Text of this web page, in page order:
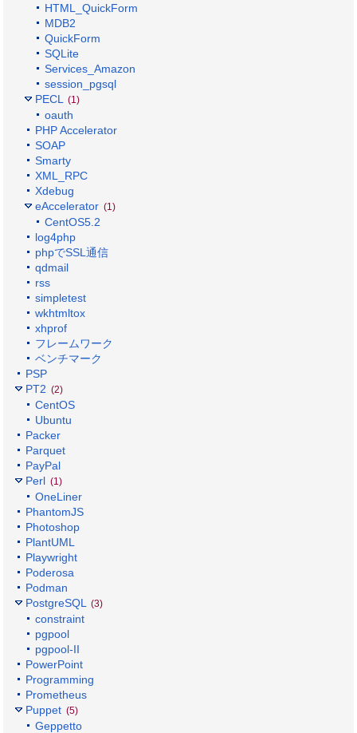
HTML_QuickForm
MDB2
QuickForm
SQLite
Services_Amazon
session_pgsql
PECL
(1)
oauth
PHP Accelerator
SOAP
Smarty
XML_RPC
Xdebug
eAccelerator (1)
CentOS5.2
log4php
phpでSSL通信
qdmail
rss
simpletest
wkhtmltox
xhprof
フレームワーク
ベンチマーク
PSP
PT2 (2)
CentOS
Ubuntu
Packer
Parquet
PayPal
Perl (1)
OneLiner
PhantomJS
Photoshop
PlantUML
Playwright
Poderosa
Podman
PostgreSQL
(3)
constraint
pgpool
pgpool-II
PowerPoint
Programming
Prometheus
Puppet (5)
Geppetto